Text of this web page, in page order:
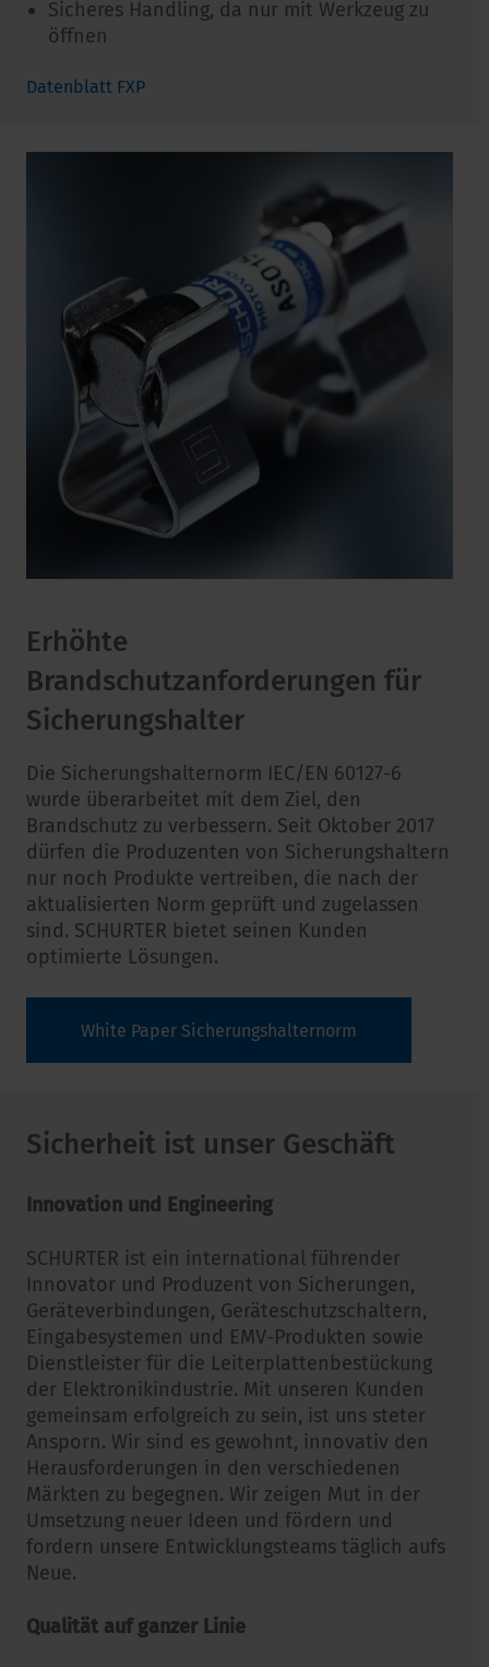
Sicheres Handling, da nur mit Werkzeug zu
öffnen
Datenblatt FXP
Erhöhte
Brandschutzanforderungen für
Sicherungshalter
Die Sicherungshalternorm IEC/EN 60127-6
wurde überarbeitet mit dem Ziel, den
Brandschutz zu verbessern. Seit Oktober 2017
dürfen die Produzenten von Sicherungshaltern
nur noch Produkte vertreiben, die nach der
aktualisierten Norm geprüft und zugelassen
sind. SCHURTER bietet seinen Kunden
optimierte Lösungen.
White Paper Sicherungshalternorm
Sicherheit ist unser Geschäft
Innovation und Engineering
SCHURTER ist ein international führender
Innovator und Produzent von Sicherungen,
Geräteverbindungen, Geräteschutzschaltern,
Eingabesystemen und EMV-Produkten sowie
Dienstleister für die Leiterplattenbestückung
der Elektronikindustrie. Mit unseren Kunden
gemeinsam erfolgreich zu sein, ist uns steter
Ansporn. Wir sind es gewohnt, innovativ den
Herausforderungen in den verschiedenen
Märkten zu begegnen. Wir zeigen Mut in der
Umsetzung neuer Ideen und fördern und
fordern unsere Entwicklungsteams täglich aufs
Neue.
Qualität auf ganzer Linie